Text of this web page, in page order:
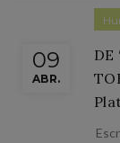
09
ABR.
DE